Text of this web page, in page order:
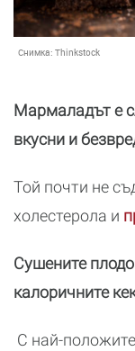
Снимка: Thinkstock
Мармаладът е
вкусни и
Той почти не
холестерола и
Сушените
калоричните
С най-